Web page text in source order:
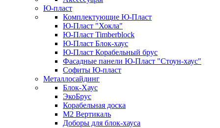
Ю-пласт
Комплектующие Ю-Пласт
Ю-Пласт "Хокла"
Ю-Пласт Timberblock
Ю-Пласт Блок-хаус
Ю-Пласт Корабельный брус
Фасадные панели Ю-Пласт "Стоун-хаус"
Софиты Ю-пласт
Металлосайдинг
Блок-Хаус
ЭкоБрус
Корабельная доска
М2 Вертикаль
Доборы для блок-хауса